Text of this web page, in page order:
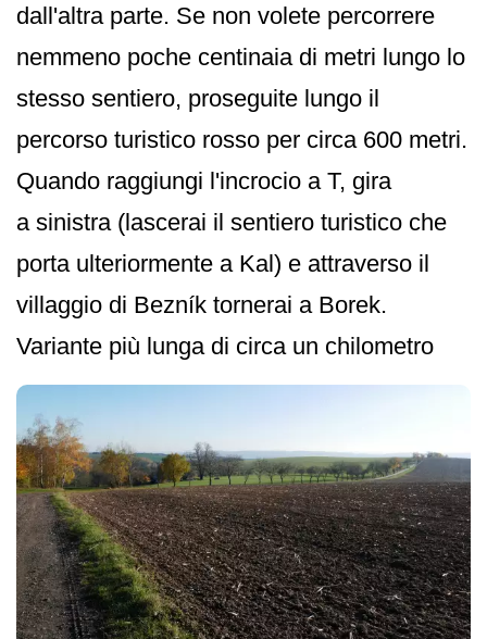
dall'altra parte. Se non volete percorrere
nemmeno poche centinaia di metri lungo lo
stesso sentiero, proseguite lungo il
percorso turistico rosso per circa 600 metri.
Quando raggiungi l'incrocio a T, gira
a sinistra (lascerai il sentiero turistico che
porta ulteriormente a Kal) e attraverso il
villaggio di Bezník tornerai a Borek.
Variante più lunga di circa un chilometro